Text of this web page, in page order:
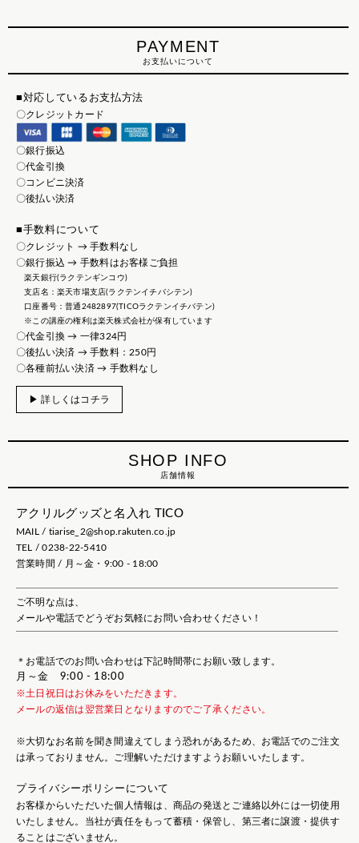
PAYMENT
お支払いについて
■対応しているお支払方法
〇クレジットカード
〇銀行振込
〇代金引換
〇コンビニ決済
〇後払い決済
■手数料について
〇クレジット → 手数料なし
〇銀行振込 → 手数料はお客様ご負担
楽天銀行(ラクテンギンコウ)
支店名：楽天市場支店(ラクテンイチバシテン)
口座番号：普通2482897(TICOラクテンイチバテン)
※この講座の権利は楽天株式会社が保有しています
〇代金引換 → 一律324円
〇後払い決済 → 手数料：250円
〇各種前払い決済 → 手数料なし
▶ 詳しくはコチラ
SHOP INFO
店舗情報
アクリルグッズと名入れ TICO
MAIL / tiarise_2@shop.rakuten.co.jp
TEL / 0238-22-5410
営業時間 / 月～金・9:00 - 18:00
ご不明な点は、
メールや電話でどうぞお気軽にお問い合わせください！
＊お電話でのお問い合わせは下記時間帯にお願い致します。
月～金 9:00 - 18:00
※土日祝日はお休みをいただきます。
メールの返信は翌営業日となりますのでご了承ください。
※大切なお名前を聞き間違えてしまう恐れがあるため、お電話でのご注文
は承っておりません。ご理解いただけますようお願いいたします。
プライバシーポリシーについて
お客様からいただいた個人情報は、商品の発送とご連絡以外には一切使用
いたしません。当社が責任をもって蓄積・保管し、第三者に譲渡・提供す
ることはございません。